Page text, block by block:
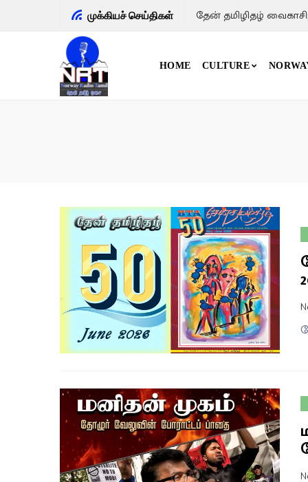
முக்கியச் செய்திகள்
ஆனி மாத இதழ் 2026
HOME CULTURE